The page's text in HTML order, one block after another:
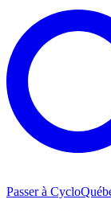
Passer à